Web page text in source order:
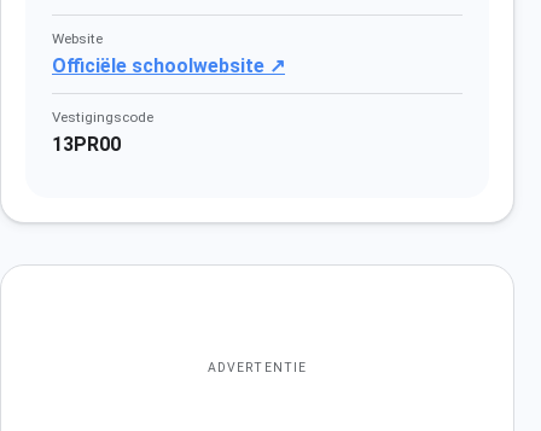
Website
Officiële schoolwebsite ↗
Vestigingscode
13PR00
ADVERTENTIE